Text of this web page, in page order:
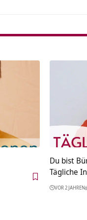
Du bist
Tägliche
VOR 2 JAHREN